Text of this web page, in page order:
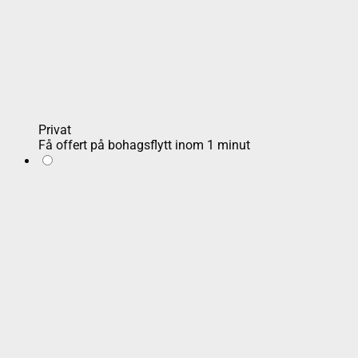
Privat
Få offert på bohagsflytt inom 1 minut